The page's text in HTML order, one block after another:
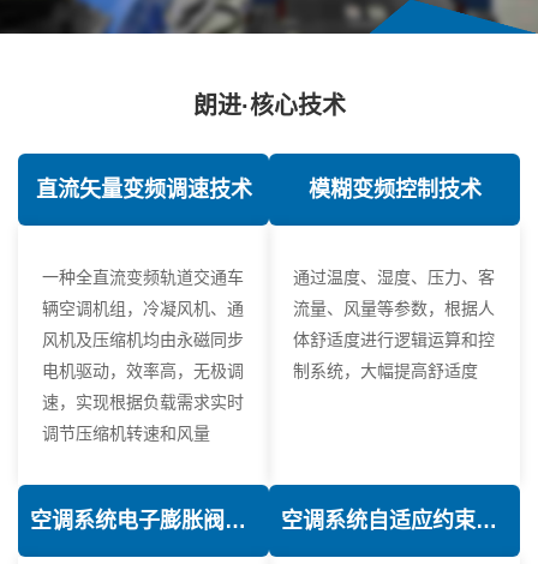
朗进·核心技术
直流矢量变频调速技术
一种全直流变频轨道交通车
辆空调机组，冷凝风机、通
风机及压缩机均由永磁同步
电机驱动，效率高，无极调
速，实现根据负载需求实时
调节压缩机转速和风量
模糊变频控制技术
通过温度、湿度、压力、客
流量、风量等参数，根据人
体舒适度进行逻辑运算和控
制系统，大幅提高舒适度
空调系统电子膨胀阀热力学优化技术 空调系统自适应约束控制技术